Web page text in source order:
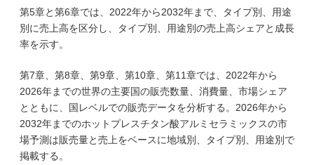
第5章と第6章では、2022年から2032年まで、タイプ別、用途
別に売上高を区分し、タイプ別、用途別の売上高シェアと成長
率を示す。
第7章、第8章、第9章、第10章、第11章では、2022年から
2026年までの世界の主要国の販売数量、消費量、市場シェア
とともに、国レベルでの販売データを分析する。2026年から
2032年までのホットプレスチタン酸アルミセラミックスの市
場予測は販売量と売上をベースに地域別、タイプ別、用途別で
掲載する。